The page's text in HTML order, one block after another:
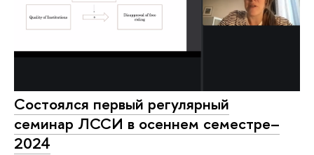
Состоялся первый регулярный
семинар ЛССИ в осеннем семестре–
2024